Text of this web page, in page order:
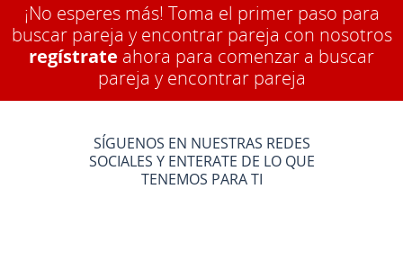
¡No esperes más! Toma el primer paso para
buscar pareja y encontrar pareja con nosotros
regístrate ahora para comenzar a buscar
pareja y encontrar pareja
SÍGUENOS EN NUESTRAS REDES
SOCIALES Y ENTERATE DE LO QUE
TENEMOS PARA TI